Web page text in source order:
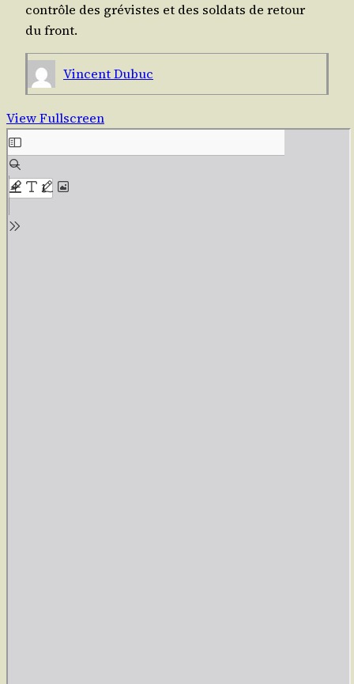
contrôle des gré­vistes et des sol­dats de retour
du front.
Vincent Dubuc
View Fullscreen